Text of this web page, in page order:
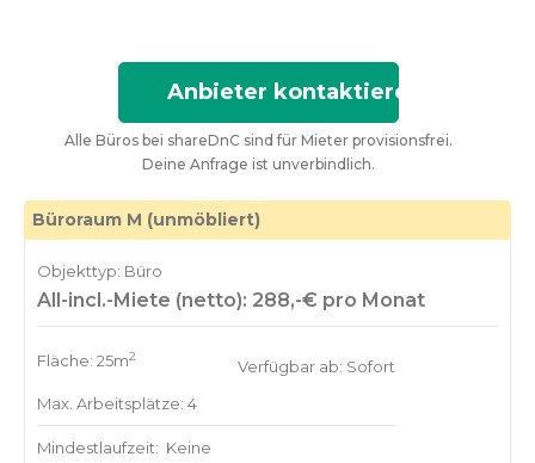
Anbieter kontaktieren
Alle Büros bei shareDnC sind für Mieter provisionsfrei.
Deine Anfrage ist unverbindlich.
Büroraum M (unmöbliert)
Objekttyp: Büro
All-incl.-Miete (netto): 288,-€ pro Monat
Fläche: 25m2
Max. Arbeitsplätze: 4
Verfügbar ab: Sofort
Mindestlaufzeit: Keine